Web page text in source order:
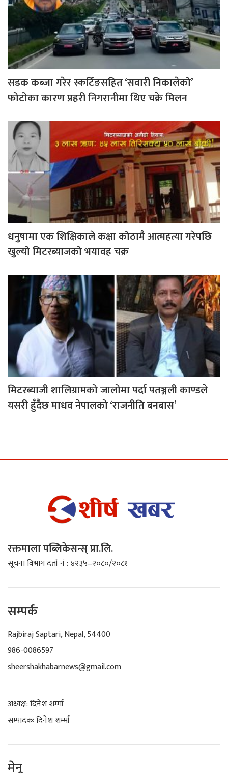
सडक कब्जा गरेर स्कर्टिङसहित ‘सवारी निकालेको’
फोटोका कारण प्रहरी निगरानीमा थिए चक्रे मिलन
धनुषामा एक शिक्षिकाले कक्षा कोठामै आत्महत्या गरेपछि
खुल्यो मिटरब्याजको भयावह चक्र
मिटरब्याजी शालिग्रामको जालोमा पर्दा पतञ्जली काण्डले
यसरी हुँदैछ माधव नेपालको ‘राजनीति बनबास’
रक्तमाला पब्लिकेसन्स् प्रा.लि.
सूचना विभाग दर्ता नं : ४२३५–२०८०/२०८१
सम्पर्क
Rajbiraj Saptari, Nepal, 54400
986-0086597
sheershakhabarnews@gmail.com
अध्यक्ष: दिनेश शर्म्मा
सम्पादकः दिनेश शर्म्मा
मेनू